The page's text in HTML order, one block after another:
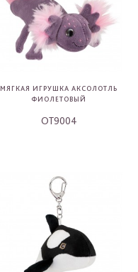
МЯГКАЯ ИГРУШКА АКСОЛОТЛЬ
ФИОЛЕТОВЫЙ
OT9004